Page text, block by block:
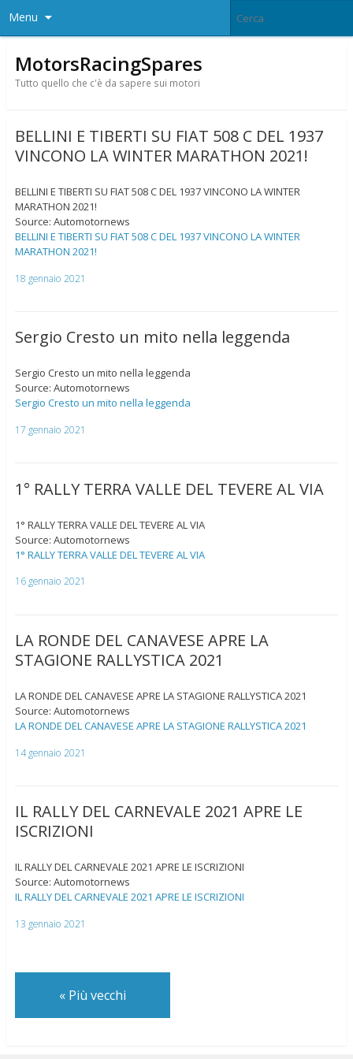
Menu
MotorsRacingSpares
Tutto quello che c'è da sapere sui motori
BELLINI E TIBERTI SU FIAT 508 C DEL 1937
VINCONO LA WINTER MARATHON 2021!
BELLINI E TIBERTI SU FIAT 508 C DEL 1937 VINCONO LA WINTER
MARATHON 2021!
Source: Automotornews
BELLINI E TIBERTI SU FIAT 508 C DEL 1937 VINCONO LA WINTER
MARATHON 2021!
18 gennaio 2021
Sergio Cresto un mito nella leggenda
Sergio Cresto un mito nella leggenda
Source: Automotornews
Sergio Cresto un mito nella leggenda
17 gennaio 2021
1° RALLY TERRA VALLE DEL TEVERE AL VIA
1° RALLY TERRA VALLE DEL TEVERE AL VIA
Source: Automotornews
1° RALLY TERRA VALLE DEL TEVERE AL VIA
16 gennaio 2021
LA RONDE DEL CANAVESE APRE LA
STAGIONE RALLYSTICA 2021
LA RONDE DEL CANAVESE APRE LA STAGIONE RALLYSTICA 2021
Source: Automotornews
LA RONDE DEL CANAVESE APRE LA STAGIONE RALLYSTICA 2021
14 gennaio 2021
IL RALLY DEL CARNEVALE 2021 APRE LE
ISCRIZIONI
IL RALLY DEL CARNEVALE 2021 APRE LE ISCRIZIONI
Source: Automotornews
IL RALLY DEL CARNEVALE 2021 APRE LE ISCRIZIONI
13 gennaio 2021
«Più vecchi